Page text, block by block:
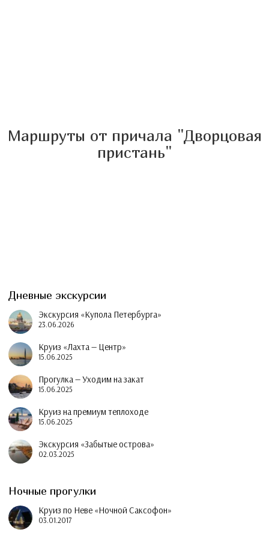
Маршруты от причала "Дворцовая
пристань"
Дневные экскурсии
Экскурсия «Купола Петербурга»
23.06.2026
Круиз «Лахта — Центр»
15.06.2025
Прогулка — Уходим на закат
15.06.2025
Круиз на премиум теплоходе
15.06.2025
Экскурсия «Забытые острова»
02.03.2025
Ночные прогулки
Круиз по Неве «Ночной Саксофон»
03.01.2017